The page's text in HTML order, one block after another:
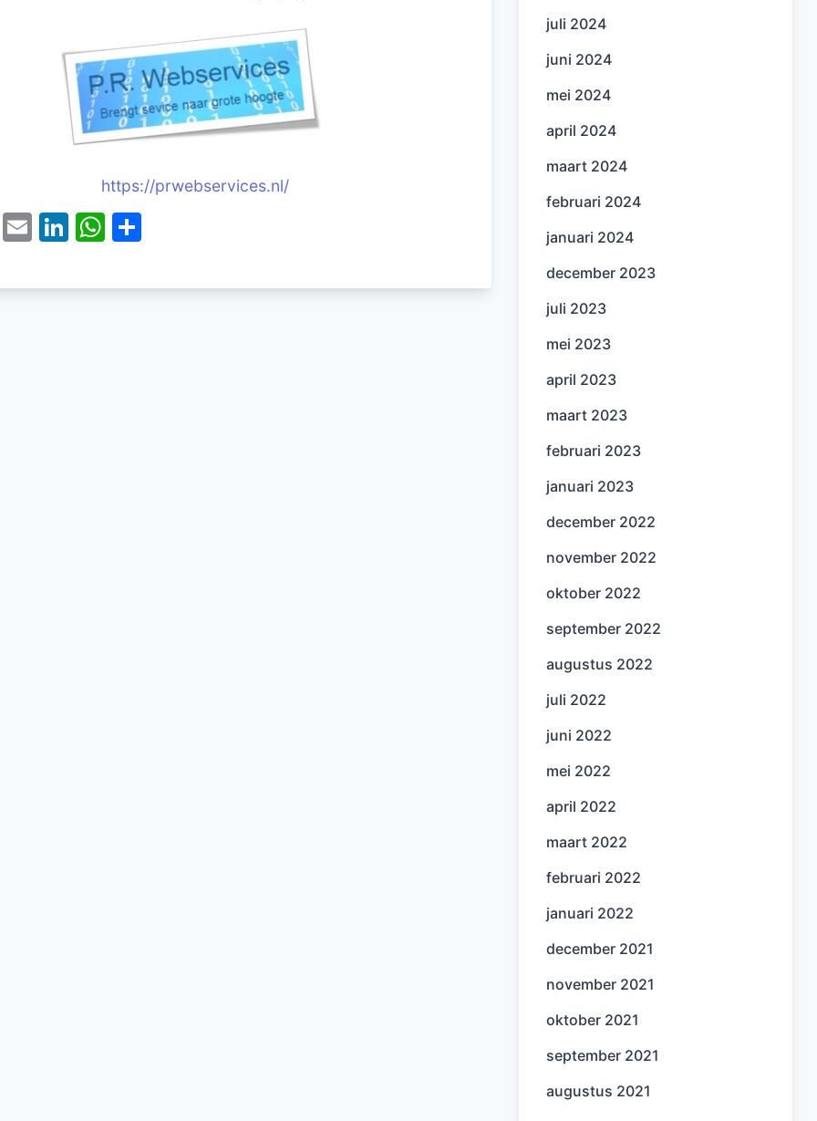
https://prwebservices.nl/
E
ai
Li
k
W
at e
juli 2024
juni 2024
mei 2024
april 2024
maart 2024
februari 2024
januari 2024
december 2023
juli 2023
mei 2023
april 2023
maart 2023
februari 2023
januari 2023
december 2022
november 2022
oktober 2022
september 2022
augustus 2022
juli 2022
juni 2022
mei 2022
april 2022
maart 2022
februari 2022
januari 2022
december 2021
november 2021
oktober 2021
september 2021
augustus 2021